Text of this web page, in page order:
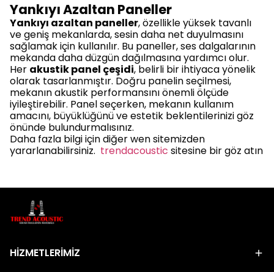
Yankıyı Azaltan Paneller
Yankıyı azaltan paneller, özellikle yüksek tavanlı
ve geniş mekanlarda, sesin daha net duyulmasını
sağlamak için kullanılır. Bu paneller, ses dalgalarının
mekanda daha düzgün dağılmasına yardımcı olur.
Her akustik panel çeşidi, belirli bir ihtiyaca yönelik
olarak tasarlanmıştır. Doğru panelin seçilmesi,
mekanın akustik performansını önemli ölçüde
iyileştirebilir. Panel seçerken, mekanın kullanım
amacını, büyüklüğünü ve estetik beklentilerinizi göz
önünde bulundurmalısınız.
Daha fazla bilgi için diğer wen sitemizden
yararlanabilirsiniz. trendacoustic sitesine bir göz atın
HİZMETLERİMİZ